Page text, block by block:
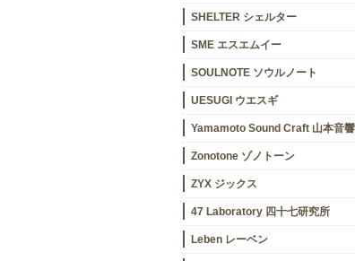
SHELTER シェルター
SME エスエムイー
SOULNOTE ソウルノート
UESUGI ウエスギ
Yamamoto Sound Craft 山本音
Zonotone ゾノトーン
ZYX ジックス
47 Laboratory 四十七研究所
Leben レーベン